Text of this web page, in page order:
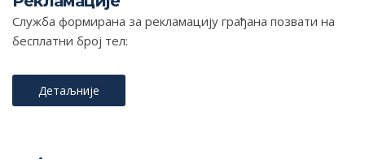
Служба формирана за рекламацију грађана позвати на
бесплатни број тел:
Детаљније